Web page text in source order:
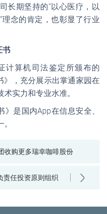
长期坚持的“以心医疗，以
念的肯定，也彰显了行业
书
计算机司法鉴定所颁布的
》，充分展示出掌通家园在
实力和专业水准。
》是国内App在信息安全、
收购更多瑞幸咖啡股份
责任投资原则组织